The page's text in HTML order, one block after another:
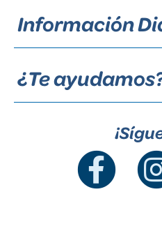
Información
¿Te